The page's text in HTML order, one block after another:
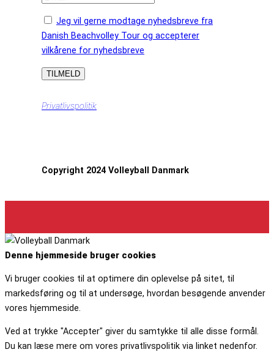
Jeg vil gerne modtage nyhedsbreve fra
Danish Beachvolley Tour og accepterer
vilkårene for nyhedsbreve
Privatlivspolitik
Copyright 2024 Volleyball Danmark
Denne hjemmeside bruger cookies
Vi bruger cookies til at optimere din oplevelse på sitet, til
markedsføring og til at undersøge, hvordan besøgende anvender
vores hjemmeside.
Ved at trykke "Accepter" giver du samtykke til alle disse formål.
Du kan læse mere om vores privatlivspolitik via linket nedenfor.